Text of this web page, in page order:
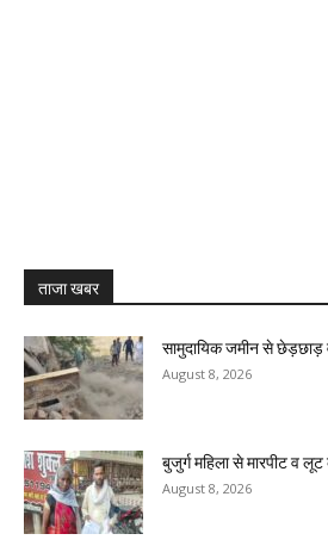
ताजा खबर
सामुदायिक जमीन से छेड़छाड़
August 8, 2026
बुजुर्ग महिला से मारपीट व लूट
August 8, 2026